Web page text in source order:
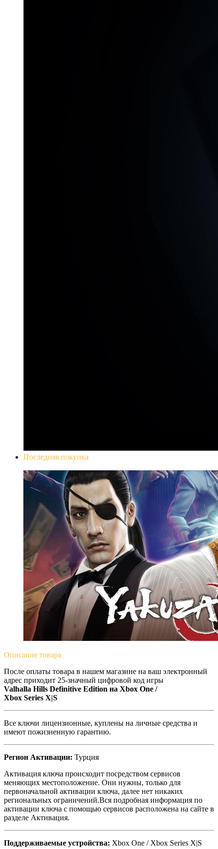
Последняя покупка
Описание товара
После оплаты товара в нашем магазине на ваш электронный
адрес приходит 25-значный цифровой код игры
Valhalla Hills Definitive Edition на Xbox One /
Xbox Series X|S
Все ключи лицензионные, куплены на личные средства и
имеют пожизненную гарантию.
Регион Активации: Турция
Активация ключа происходит посредством сервисов
меняющих местоположение. Они нужны, только для
первоначальной активации ключа, далее нет никаких
региональных ограничений.Вся подробная информация по
активации ключа с помощью сервисов расположена на сайте в
разделе Активация.
Поддерживаемые устройства: Xbox One / Xbox Series X|S